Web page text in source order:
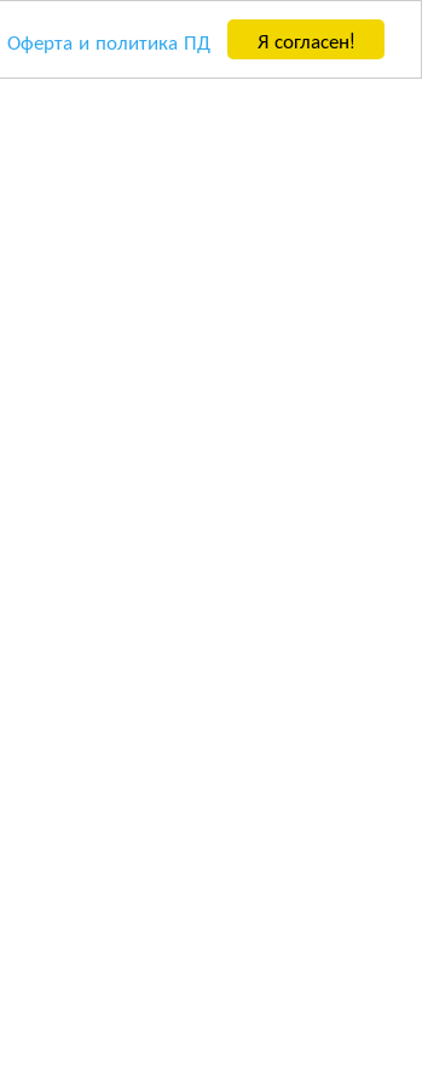
Я согласен!
Оферта и политика ПД